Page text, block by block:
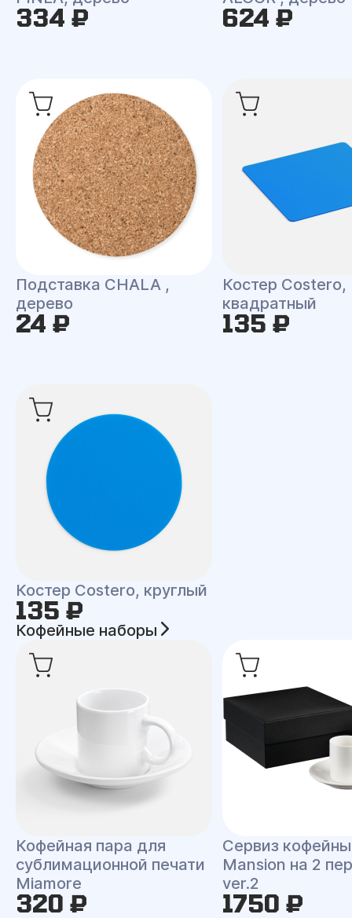
334 ₽ 624 ₽
Подставка CHALA ,
дерево
24 ₽
Костер Costero,
квадратный
135 ₽
Костер Costero, круглый
135 ₽
Кофейные наборы
Кофейная пара для
сублимационной печати
Miamore
320 ₽
Сервиз
Mansion на 2
ver.2
1750 ₽